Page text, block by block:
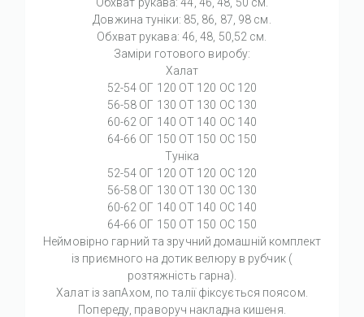
Довжина туніки: 85, 86, 87, 98 см.
Обхват рукава: 46, 48, 50,52 см.
Заміри готового виробу:
Халат
52-54 ОГ 120 ОТ 120 ОС 120
56-58 ОГ 130 ОТ 130 ОС 130
60-62 ОГ 140 ОТ 140 ОС 140
64-66 ОГ 150 ОТ 150 ОС 150
Туніка
52-54 ОГ 120 ОТ 120 ОС 120
56-58 ОГ 130 ОТ 130 ОС 130
60-62 ОГ 140 ОТ 140 ОС 140
64-66 ОГ 150 ОТ 150 ОС 150
Неймовірно гарний та зручний домашній комплект
із приємного на дотик велюру в рубчик (
розтяжність гарна).
Халат із запАхом, по талії фіксується поясом.
Попереду, праворуч накладна кишеня.